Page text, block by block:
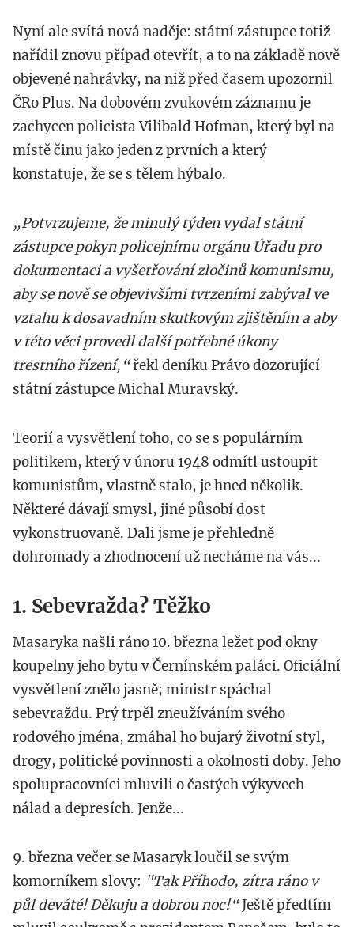
Nyní ale svítá nová naděje: státní zástupce totiž
nařídil znovu případ otevřít, a to na základě nově
objevené nahrávky, na niž před časem upozornil
ČRo Plus. Na dobovém zvukovém záznamu je
zachycen policista Vilibald Hofman, který byl na
místě činu jako jeden z prvních a který
konstatuje, že se s tělem hýbalo.
„Potvrzujeme, že minulý týden vydal státní
zástupce pokyn policejnímu orgánu Úřadu pro
dokumentaci a vyšetřování zločinů komunismu,
aby se nově se objevivšími tvrzeními zabýval ve
vztahu k dosavadním skutkovým zjištěním a aby
v této věci provedl další potřebné úkony
trestního řízení,“řekl deníku Právo dozorující
státní zástupce Michal Muravský.
Teorií a vysvětlení toho, co se s populárním
politikem, který v únoru 1948 odmítl ustoupit
komunistům, vlastně stalo, je hned několik.
Některé dávají smysl, jiné působí dost
vykonstruovaně. Dali jsme je přehledně
dohromady a zhodnocení už necháme na vás...
1. Sebevražda? Těžko
Masaryka našli ráno 10. března ležet pod okny
koupelny jeho bytu v Černínském paláci. Oficiální
vysvětlení znělo jasně; ministr spáchal
sebevraždu. Prý trpěl zneužíváním svého
rodového jména, zmáhal ho bujarý životní styl,
drogy, politické povinnosti a okolnosti doby. Jeho
spolupracovníci mluvili o častých výkyvech
nálad a depresích. Jenže...
9. března večer se Masaryk loučil se svým
komorníkem slovy: "Tak Příhodo, zítra ráno v
půl deváté! Děkuju a dobrou noc!“Ještě předtím